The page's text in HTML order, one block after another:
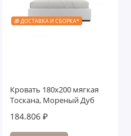
🎁 ДОСТАВКА И СБОРКА*
Кровать 180x200 мягкая
Тоскана, Мореный Дуб
184.806 ₽